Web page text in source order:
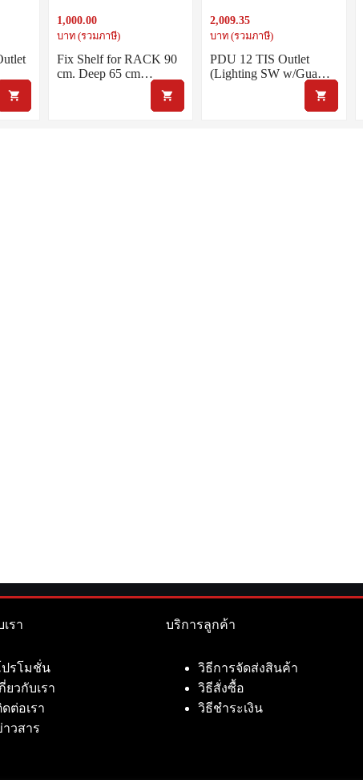
1,000.00
บาท (รวมภาษี)
Fix Shelf for RACK 90
cm. Deep 65 cm…
2,009.35
บาท (รวมภาษี)
PDU 12 TIS Outlet
(Lighting SW w/Gua…
เรา
ปรโมชั่น
ยวกับเรา
ดต่อเรา
วสาร
บริการลูกค้า
วิธีการจัดส่งสินค้า
วิธีสั่งซื้อ
วิธีชำระเงิน